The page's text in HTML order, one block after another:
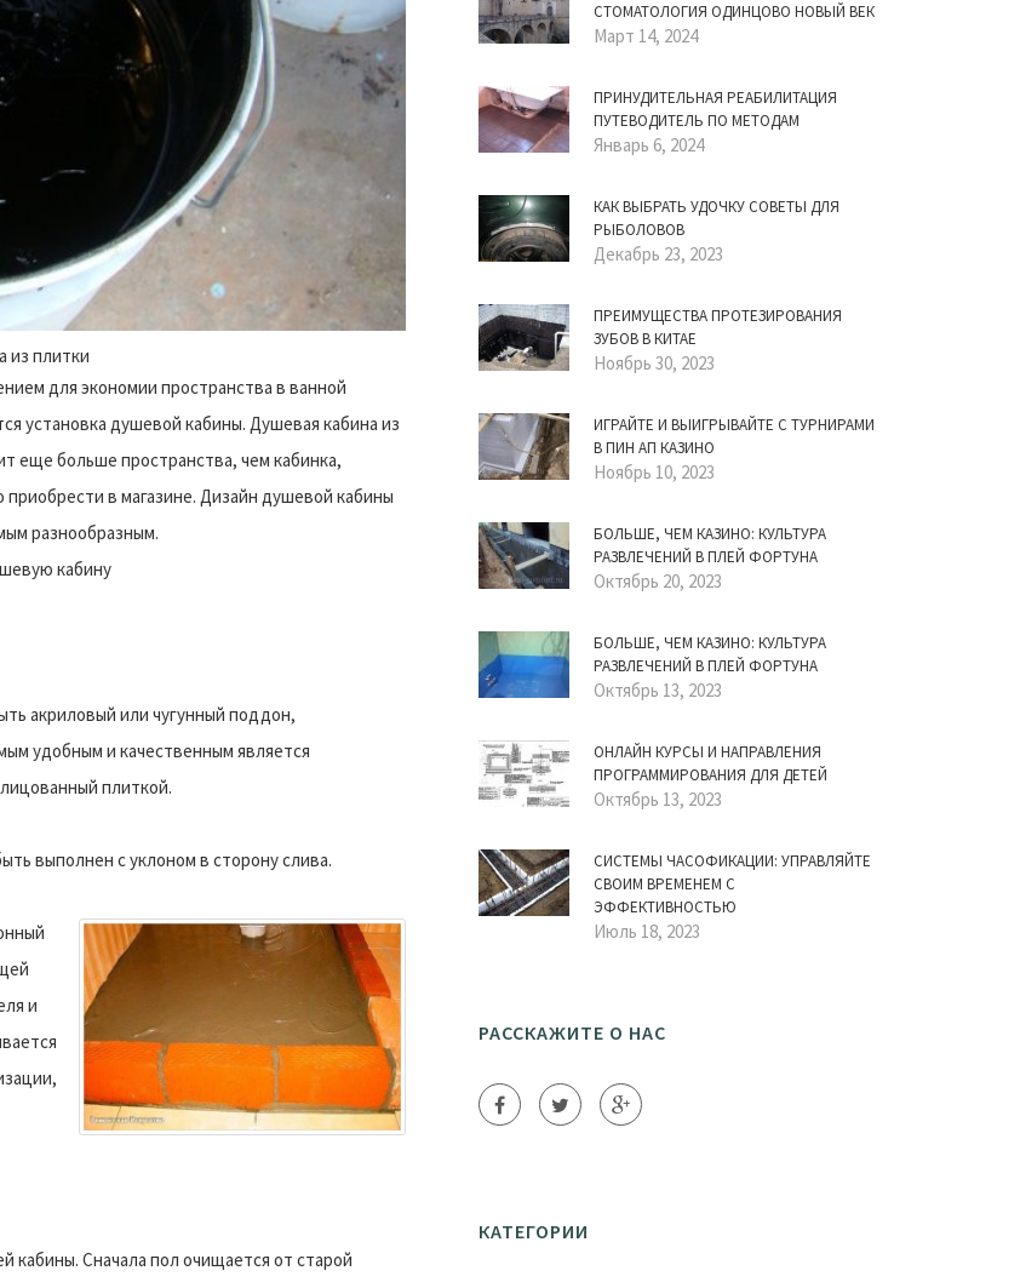
из плитки
для экономии пространства в ванной
установка душевой кабины. Душевая кабина из
еще больше пространства, чем кабинка,
в магазине. Дизайн душевой кабины
разнообразным.
кабину
акриловый или чугунный поддон,
удобным и качественным является
плиткой.
выполнен с уклоном в сторону слива.
и
Сначала пол очищается от старой
СТОМАТОЛОГИЯ ОДИНЦОВО НОВЫЙ ВЕК
Март 14, 2024
ПРИНУДИТЕЛЬНАЯ РЕАБИЛИТАЦИЯ
ПУТЕВОДИТЕЛЬ ПО МЕТОДАМ
Январь 6, 2024
КАК ВЫБРАТЬ УДОЧКУ СОВЕТЫ ДЛЯ
РЫБОЛОВОВ
Декабрь 23, 2023
ПРЕИМУЩЕСТВА ПРОТЕЗИРОВАНИЯ
ЗУБОВ В КИТАЕ
Ноябрь 30, 2023
ИГРАЙТЕ И ВЫИГРЫВАЙТЕ С ТУРНИРАМИ
В ПИН АП КАЗИНО
Ноябрь 10, 2023
БОЛЬШЕ, ЧЕМ КАЗИНО: КУЛЬТУРА
РАЗВЛЕЧЕНИЙ В ПЛЕЙ ФОРТУНА
Октябрь 20, 2023
БОЛЬШЕ, ЧЕМ КАЗИНО: КУЛЬТУРА
РАЗВЛЕЧЕНИЙ В ПЛЕЙ ФОРТУНА
Октябрь 13, 2023
ОНЛАЙН КУРСЫ И НАПРАВЛЕНИЯ
ПРОГРАММИРОВАНИЯ ДЛЯ ДЕТЕЙ
Октябрь 13, 2023
СИСТЕМЫ ЧАСОФИКАЦИИ: УПРАВЛЯЙТЕ
СВОИМ ВРЕМЕНЕМ С
ЭФФЕКТИВНОСТЬЮ
Июль 18, 2023
РАССКАЖИТЕ О НАС
КАТЕГОРИИ